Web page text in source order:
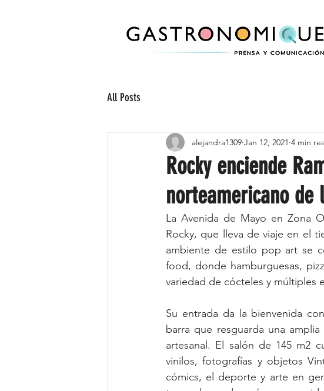
All Posts
Rocky enciende
norteamericano de
alejandra1309 Jan 12, 2021 4 min
La Avenida de Mayo en Zona
Rocky, que lleva de viaje en el
ambiente de estilo pop art se
food, donde hamburguesas,
variedad de cócteles y múltiples
Su entrada da la bienvenida
barra que resguarda una
artesanal. El salón de 145 m2
vinilos, fotografías y objetos
cómics, el deporte y arte en